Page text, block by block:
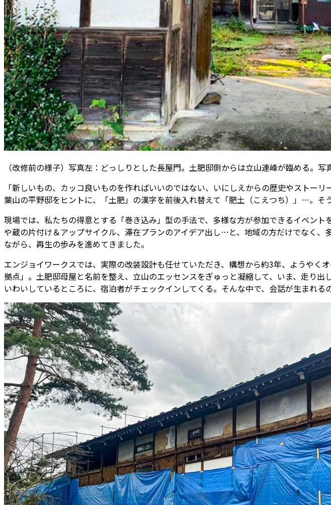
（改修前の様子）写真左：どっしりとした長屋門。土肥邸側からは立山連峰が臨める。
「新しいもの、カッコ良いものを作ればいいのではない、いにしえからの歴史やストー
葉山の平野邸をヒントに、「土肥」の漢字を前後入れ替えて「肥土（こえつち）」…。そ
現場では、私たちの得意とする「巻き込み」型の手法で、多様な方が参加できるイベン
や蔵の片付け＆アップサイクル、滞在プランのアイデア出し…と、地域の方だけでなく
ながら、再生の歩みを進めてきました。
エンジョイワークスでは、実際の改装設計も任せていただき、構想から約3年、ようや
拠点」。土肥邸母屋と名前を整え、立山のエッセンスをぎゅっと凝縮して、いま、走り
いわいしているところに、宿泊者がチェックインしてくる。そんな中で、会話が生まれ